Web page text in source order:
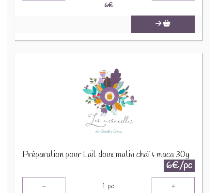
6€
Préparation pour Lait doux matin chaï & maca 30g
6€/pc
- 1 pc +